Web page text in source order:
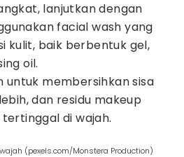
lanjutkan dengan
facial wash yang
kulit, baik berbentuk gel,
oil.
untuk membersihkan sisa
dan residu makeup
di wajah.
(pexels.com/Monstera Production)